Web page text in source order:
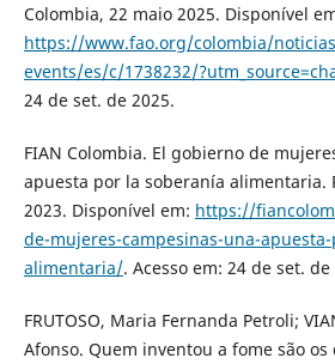
Colombia, 22 maio 2025. Disponível
https://www.fao.org/colombia/
events/es/c/1738232/
24 de set. de 2025.
FIAN Colombia. El gobierno de
apuesta por la soberanía alimentaria.
2023. Disponível em: https://
de-mujeres-campesinas-una-
alimentaria/. Acesso em: 24 de set. de
FRUTOSO, Maria Fernanda Petroli;
Afonso. Quem inventou a fome são os